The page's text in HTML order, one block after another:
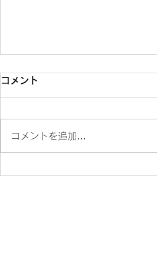
タイトルページをリニューア
ルしました。
ューアルに合わせて、当サイトの
タイトルページもリニューアルい
コメント
コメントを追加…